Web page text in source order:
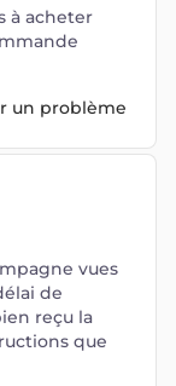
à acheter
un problème
vues
de
reçu la
que